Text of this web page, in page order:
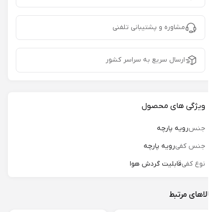
مشاوره و پشتیبانی تلفنی
ارسال سریع به سراسر کشور
ویژگی های محصول
جنسرویه پارچه
جنس کفی رویه پارچه
نوع کفی قابلیت گردش هوا
مرتبط